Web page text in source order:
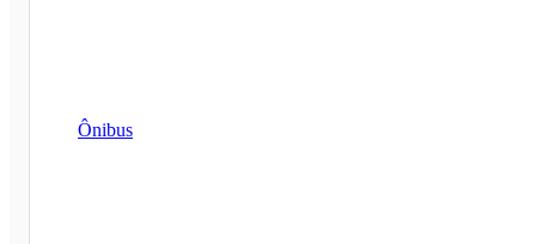
Ônibus